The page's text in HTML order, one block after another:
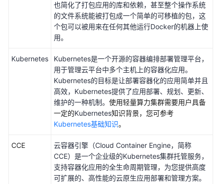
模
署
也简化了打包应用的库和依赖，甚至整个操作系统
的文件系统能被打包成一个简单的可移植的包，这
个包可以被用来在任何其他运行Docker的机器上使
用。
Kubernetes
Kubernetes是一个开源的容器编排部署管理平台，
用于管理云平台中多个主机上的容器化应用。
Kubernetes的目标是让部署容器化的应用简单并且
高效，Kubernetes提供了应用部署、规划、更新、
维护的一种机制。 使用轻量算力集群需要用户具备
一定的Kubernetes知识背景，您可参考
Kubernetes基础知识。
CCE
云容器引擎（Cloud Container Engine，简称
CCE）是一个企业级的Kubernetes集群托管服务，
支持容器化应用的全生命周期管理，为您提供高度
可扩展的、高性能的云原生应用部署和管理方案。